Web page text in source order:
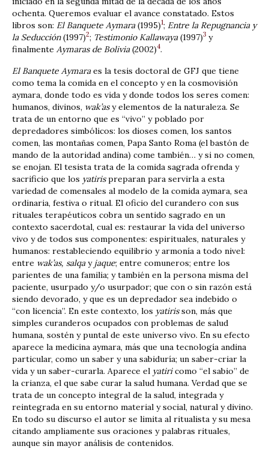
ochenta. Queremos evaluar el avance constatado. Estos
libros son: El Banquete Aymara(1995)1; Entre la Repugnancia y
la Seducción(1997)2; Testimonio Kallawaya(1997)3 y
finalmente Aymaras de Bolivia(2002)4.
El Banquete Aymaraes la tesis doctoral de GFJ que tiene
como tema la comida en el concepto y en la cosmovisión
aymara, donde todo es vida y donde todos los seres comen:
humanos, divinos, wak’asy elementos de la naturaleza. Se
trata de un entorno que es “vivo” y poblado por
depredadores simbólicos: los dioses comen, los santos
comen, las montañas comen, Papa Santo Roma (el bastón de
mando de la autoridad andina) come también… y si no comen,
se enojan. El tesista trata de la comida sagrada ­ofrenda y
sacrificio­ que los yatirispreparan para servirla a esta
variedad de comensales al modelo de la comida aymara, sea
ordinaria, festiva o ritual. El oficio del curandero con sus
rituales terapéuticos cobra un sentido sagrado en un
contexto sacerdotal, cual es: restaurar la vida del universo
vivo y de todos sus componentes: espirituales, naturales y
humanos: restableciendo equilibrio y armonía a todo nivel:
entre wak’as, salqay jaque; entre comuneros; entre los
parientes de una familia; y también en la persona misma del
paciente, usurpado y/o usurpador; que con o sin razón está
siendo devorado, y que es un depredador sea indebido o
“con licencia”. En este contexto, los yatirisson, más que
simples curanderos ocupados con problemas de salud
humana, sostén y puntal de este universo vivo. En su efecto
aparece la medicina aymara, más que una tecnología andina
particular, como un saber y una sabiduría; un saber-criar la
vida y un saber-curarla. Aparece el yatiricomo “el sabio” de
la crianza, el que sabe curar la salud humana. Verdad que se
trata de un concepto integral de la salud, integrada y
reintegrada en su entorno material y social, natural y divino.
En todo su discurso el autor se limita al ritualista y su mesa
citando ampliamente sus oraciones y palabras rituales,
aunque sin mayor análisis de contenidos.